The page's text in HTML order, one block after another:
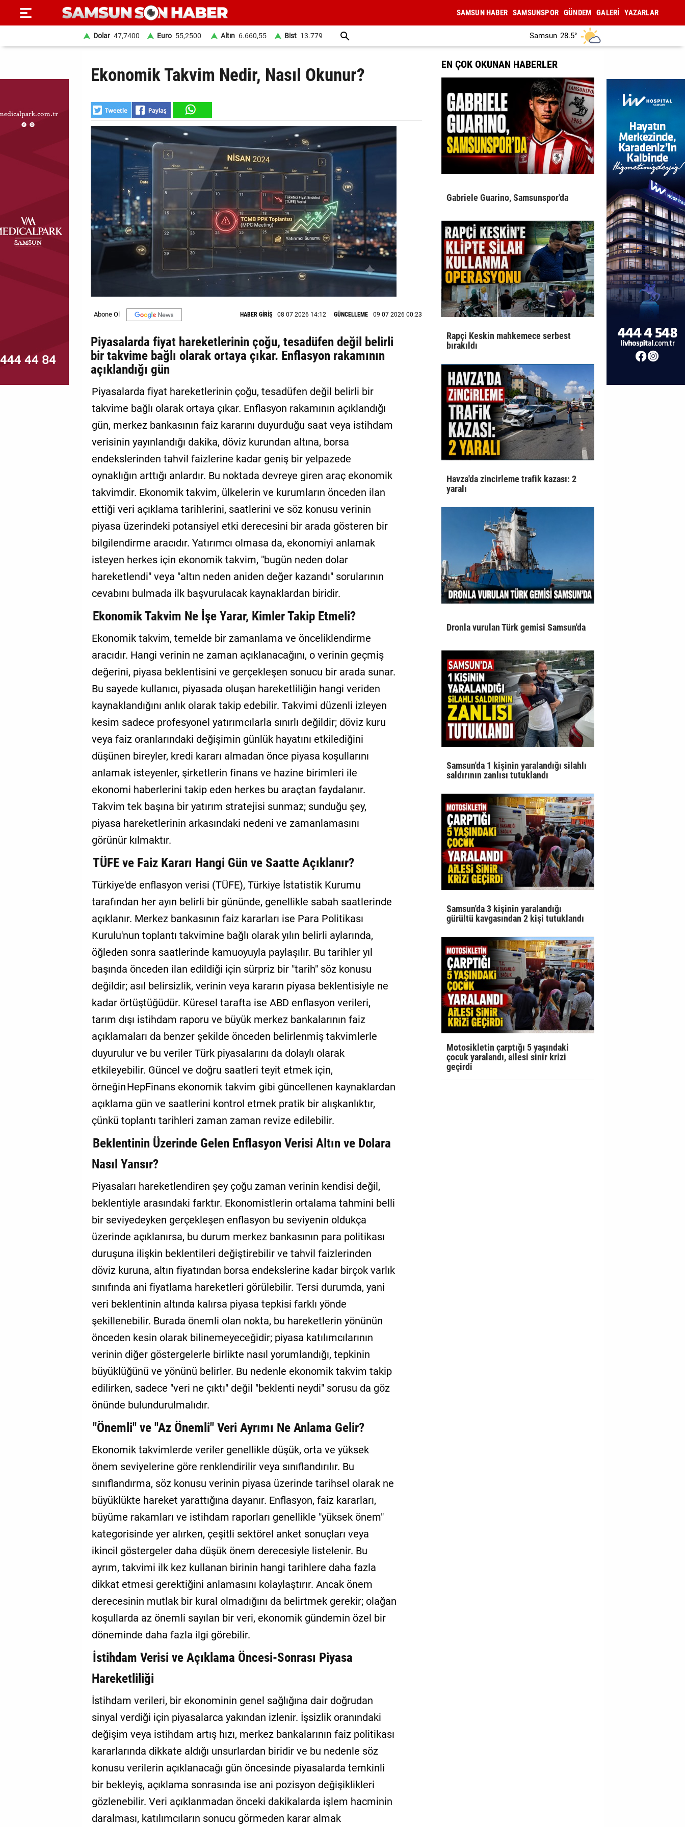
SAYFA
HABER
DÜNYA
MAGAZİN
Künye
İletişim
SAMSUN HABER SAMSUNSPOR GÜNDEM GALERİ YAZARLAR
Dolar 47,7400 Euro 55,2500 Altın 6.660,55 Bist 13.779 Samsun 28.5°
Ekonomik Takvim Nedir, Nasıl Okunur?
HABER GİRİŞ 08 07 2026 14:12 GÜNCELLEME 09 07 2026 00:23
Piyasalarda fiyat hareketlerinin çoğu, tesadüfen değil belirli
bir takvime bağlı olarak ortaya çıkar. Enflasyon rakamının
açıklandığı gün
Piyasalarda fiyat hareketlerinin çoğu, tesadüfen değil belirli bir
takvime bağlı olarak ortaya çıkar. Enflasyon rakamının açıklandığı
gün, merkez bankasının faiz kararını duyurduğu saat veya istihdam
verisinin yayınlandığı dakika, döviz kurundan altına, borsa
endekslerinden tahvil faizlerine kadar geniş bir yelpazede
oynaklığın arttığı anlardır. Bu noktada devreye giren araç ekonomik
takvimdir. Ekonomik takvim, ülkelerin ve kurumların önceden ilan
ettiği veri açıklama tarihlerini, saatlerini ve söz konusu verinin
piyasa üzerindeki potansiyel etki derecesini bir arada gösteren bir
bilgilendirme aracıdır. Yatırımcı olmasa da, ekonomiyi anlamak
isteyen herkes için ekonomik takvim, "bugün neden dolar
hareketlendi" veya "altın neden aniden değer kazandı" sorularının
cevabını bulmada ilk başvurulacak kaynaklardan biridir.
Ekonomik Takvim Ne İşe Yarar, Kimler Takip Etmeli?
Ekonomik takvim, temelde bir zamanlama ve önceliklendirme
aracıdır. Hangi verinin ne zaman açıklanacağını, o verinin geçmiş
değerini, piyasa beklentisini ve gerçekleşen sonucu bir arada sunar.
Bu sayede kullanıcı, piyasada oluşan hareketliliğin hangi veriden
kaynaklandığını anlık olarak takip edebilir. Takvimi düzenli izleyen
kesim sadece profesyonel yatırımcılarla sınırlı değildir; döviz kuru
veya faiz oranlarındaki değişimin günlük hayatını etkilediğini
düşünen bireyler, kredi kararı almadan önce piyasa koşullarını
anlamak isteyenler, şirketlerin finans ve hazine birimleri ile
ekonomi haberlerini takip eden herkes bu araçtan faydalanır.
Takvim tek başına bir yatırım stratejisi sunmaz; sunduğu şey,
piyasa hareketlerinin arkasındaki nedeni ve zamanlamasını
görünür kılmaktır.
TÜFE ve Faiz Kararı Hangi Gün ve Saatte Açıklanır?
Türkiye'de enflasyon verisi (TÜFE), Türkiye İstatistik Kurumu
tarafından her ayın belirli bir gününde, genellikle sabah saatlerinde
açıklanır. Merkez bankasının faiz kararları ise Para Politikası
Kurulu'nun toplantı takvimine bağlı olarak yılın belirli aylarında,
öğleden sonra saatlerinde kamuoyuyla paylaşılır. Bu tarihler yıl
başında önceden ilan edildiği için sürpriz bir "tarih" söz konusu
değildir; asıl belirsizlik, verinin veya kararın piyasa beklentisiyle ne
kadar örtüştüğüdür. Küresel tarafta ise ABD enflasyon verileri,
tarım dışı istihdam raporu ve büyük merkez bankalarının faiz
açıklamaları da benzer şekilde önceden belirlenmiş takvimlerle
duyurulur ve bu veriler Türk piyasalarını da dolaylı olarak
etkileyebilir. Güncel ve doğru saatleri teyit etmek için,
örneğinHepFinans ekonomik takvim gibi güncellenen kaynaklardan
açıklama gün ve saatlerini kontrol etmek pratik bir alışkanlıktır,
çünkü toplantı tarihleri zaman zaman revize edilebilir.
Beklentinin Üzerinde Gelen Enflasyon Verisi Altın ve Dolara
Nasıl Yansır?
Piyasaları hareketlendiren şey çoğu zaman verinin kendisi değil,
beklentiyle arasındaki farktır. Ekonomistlerin ortalama tahmini belli
bir seviyedeyken gerçekleşen enflasyon bu seviyenin oldukça
üzerinde açıklanırsa, bu durum merkez bankasının para politikası
duruşuna ilişkin beklentileri değiştirebilir ve tahvil faizlerinden
döviz kuruna, altın fiyatından borsa endekslerine kadar birçok varlık
sınıfında ani fiyatlama hareketleri görülebilir. Tersi durumda, yani
veri beklentinin altında kalırsa piyasa tepkisi farklı yönde
şekillenebilir. Burada önemli olan nokta, bu hareketlerin yönünün
önceden kesin olarak bilinemeyeceğidir; piyasa katılımcılarının
verinin diğer göstergelerle birlikte nasıl yorumlandığı, tepkinin
büyüklüğünü ve yönünü belirler. Bu nedenle ekonomik takvim takip
edilirken, sadece "veri ne çıktı" değil "beklenti neydi" sorusu da göz
önünde bulundurulmalıdır.
"Önemli" ve "Az Önemli" Veri Ayrımı Ne Anlama Gelir?
Ekonomik takvimlerde veriler genellikle düşük, orta ve yüksek
önem seviyelerine göre renklendirilir veya sınıflandırılır. Bu
sınıflandırma, söz konusu verinin piyasa üzerinde tarihsel olarak ne
büyüklükte hareket yarattığına dayanır. Enflasyon, faiz kararları,
büyüme rakamları ve istihdam raporları genellikle "yüksek önem"
kategorisinde yer alırken, çeşitli sektörel anket sonuçları veya
ikincil göstergeler daha düşük önem derecesiyle listelenir. Bu
ayrım, takvimi ilk kez kullanan birinin hangi tarihlere daha fazla
dikkat etmesi gerektiğini anlamasını kolaylaştırır. Ancak önem
derecesinin mutlak bir kural olmadığını da belirtmek gerekir; olağan
koşullarda az önemli sayılan bir veri, ekonomik gündemin özel bir
döneminde daha fazla ilgi görebilir.
İstihdam Verisi ve Açıklama Öncesi-Sonrası Piyasa
Hareketliliği
İstihdam verileri, bir ekonominin genel sağlığına dair doğrudan
sinyal verdiği için piyasalarca yakından izlenir. İşsizlik oranındaki
değişim veya istihdam artış hızı, merkez bankalarının faiz politikası
kararlarında dikkate aldığı unsurlardan biridir ve bu nedenle söz
konusu verilerin açıklanacağı gün öncesinde piyasalarda temkinli
bir bekleyiş, açıklama sonrasında ise ani pozisyon değişiklikleri
gözlenebilir. Veri açıklanmadan önceki dakikalarda işlem hacminin
daralması, katılımcıların sonucu görmeden karar almak
EN ÇOK OKUNAN HABERLER
Gabriele Guarino, Samsunspor'da
Rapçi Keskin mahkemece serbest
bırakıldı
Havza'da zincirleme trafik kazası: 2
yaralı
Dronla vurulan Türk gemisi Samsun'da
Samsun'da 1 kişinin yaralandığı silahlı
saldırının zanlısı tutuklandı
Samsun'da 3 kişinin yaralandığı
gürültü kavgasından 2 kişi tutuklandı
Motosikletin çarptığı 5 yaşındaki
çocuk yaralandı, ailesi sinir krizi
geçirdi